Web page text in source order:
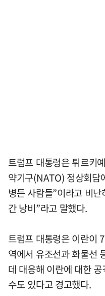
트럼프 대통령은 튀르키
약기구(NATO) 정상회담
병든 사람들”이라고 비
간 낭비”라고 말했다.
트럼프 대통령은 이란이
역에서 유조선과 화물선
데 대응해 이란에 대한
수도 있다고 경고했다.